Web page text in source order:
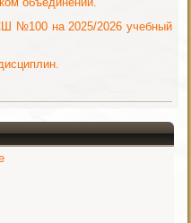
№100 на 2025/2026 учебный